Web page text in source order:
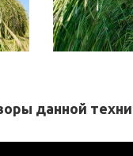
данной